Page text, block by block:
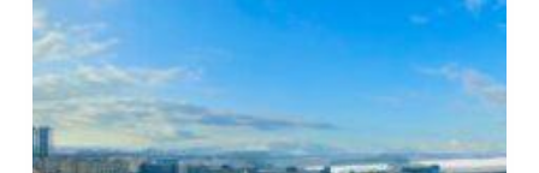
n
e
n